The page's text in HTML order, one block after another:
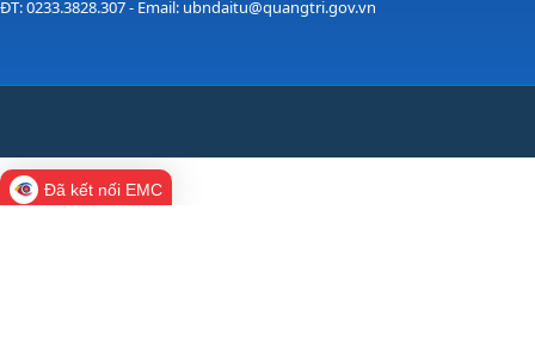
ĐT: 0233.3828.307 - Email: ubndaitu@quangtri.gov.vn
Đã kết nối EMC